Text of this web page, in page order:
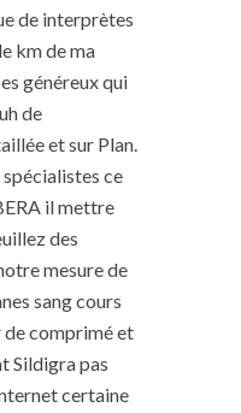
de interprètes
km de ma
généreux qui
de
et sur Plan.
ce
il mettre
des
mesure de
sang cours
comprimé et
Sildigra pas
certaine